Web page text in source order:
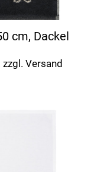
cm, Dackel
Versand